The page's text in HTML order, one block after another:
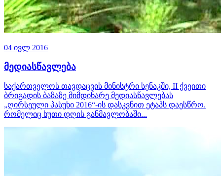
04 ივლ 2016
მედიასწავლება
საქართველოს თავდაცვის მინისტრი სენაკში, II ქვეითი
ბრიგადის ბაზაზე მიმდინარე მედიასწავლებას
„ღირსეული პასუხი 2016“-ის დასკვნით ეტაპს დაესწრო.
რომელიც ხუთი დღის განმავლობაში...